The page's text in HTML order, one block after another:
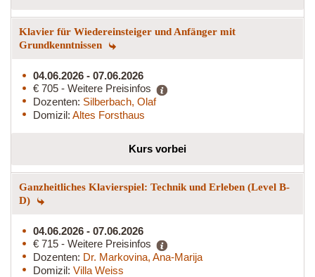
Klavier für Wiedereinsteiger und Anfänger mit
Grundkenntnissen
04.06.2026 - 07.06.2026
€ 705 - Weitere Preisinfos
Dozenten: Silberbach, Olaf
Domizil: Altes Forsthaus
Kurs vorbei
Ganzheitliches Klavierspiel: Technik und Erleben (Level B-
D)
04.06.2026 - 07.06.2026
€ 715 - Weitere Preisinfos
Dozenten: Dr. Markovina, Ana-Marija
Domizil: Villa Weiss